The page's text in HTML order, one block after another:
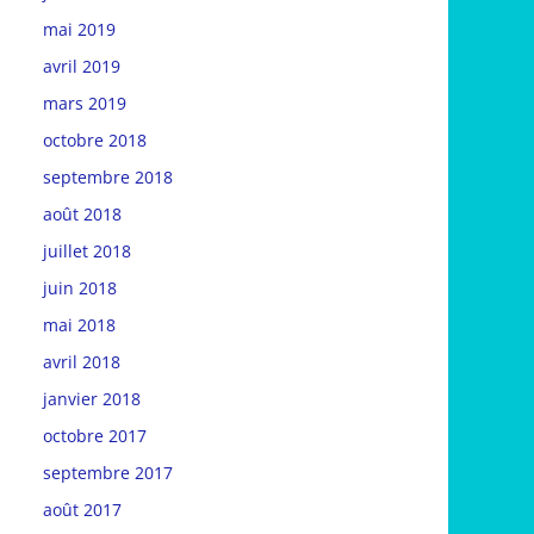
mai 2019
avril 2019
mars 2019
octobre 2018
septembre 2018
août 2018
juillet 2018
juin 2018
mai 2018
avril 2018
janvier 2018
octobre 2017
septembre 2017
août 2017